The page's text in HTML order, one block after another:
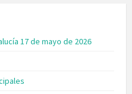
17 de mayo de 2026